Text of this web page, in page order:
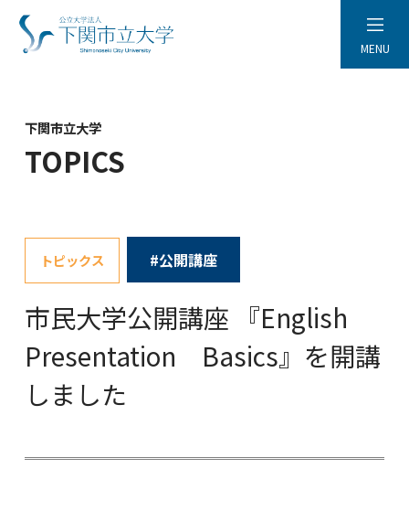
MENU
下関市立大学
TOPICS
トピックス #公開講座
市民大学公開講座 『English
Presentation Basics』を開講
しました